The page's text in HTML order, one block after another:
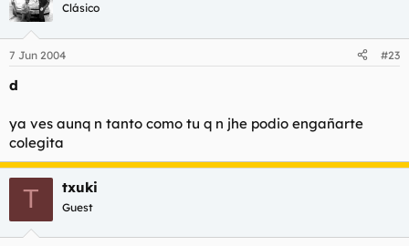
Clásico
7 Jun 2004 #23
d
ya ves aunq n tanto como tu q n jhe podio engañarte
colegita
T txuki
Guest